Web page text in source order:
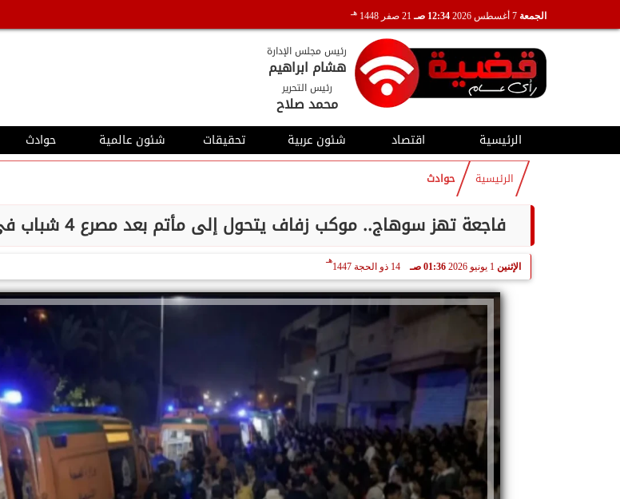
الجمعة 12:34 صـ 21 صفر 1448 هـ
رئيس مجلس الإدارة
هشام ابراهيم
رئيس التحرير
محمد صلاح
الرئيسية اقتصاد شئون عربية تحقيقات شئون عالمية حوادث
الرئيسية حوادث
فاجعة تهز سوهاج.. موكب زفاف يتحول إلى مأتم بعد مصرع 4 شباب في حادث مروع
الإثنين 1 يونيو 2026 01:36 صـ 14 ذو الحجة 1447
هـ